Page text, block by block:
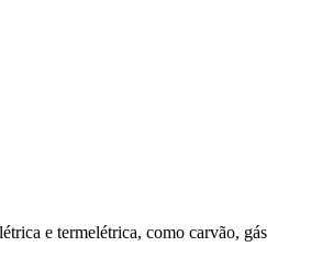
e termelétrica, como carvão, gás